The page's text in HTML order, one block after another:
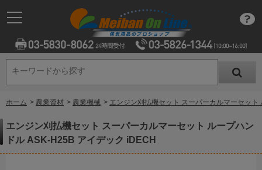
キーワードから探す
キーワードから探す
ホーム > 農業資材 > 農業機械 > エンジン刈払機セット スーパーカルマーセッ
エンジン刈払機セット スーパーカルマーセット ループハン
ドル ASK-H25B アイデック iDECH